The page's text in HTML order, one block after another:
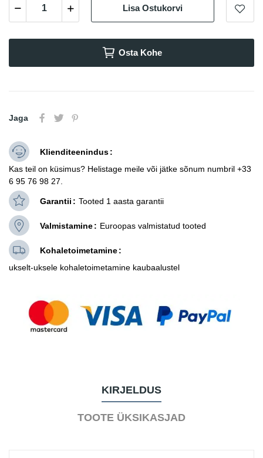
Lisa Ostukorvi
Osta Kohe
Jaga
Klienditeenindus
Kas teil on küsimus? Helistage meile või jätke sõnum numbril +33
6 95 76 98 27.
Garantii Tooted 1 aasta garantii
Valmistamine Euroopas valmistatud tooted
Kohaletoimetamine
ukselt-uksele kohaletoimetamine kaubaalustel
KIRJELDUS
TOOTE ÜKSIKASJAD